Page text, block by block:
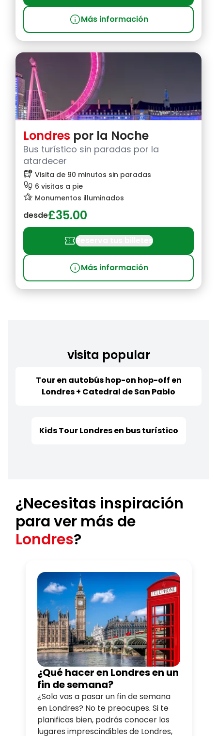
infoMás información
Londres por la Noche
Bus turístico sin paradas por la
atardecer
bus_alert Visita de 90 minutos sin paradas
footprint 6 visitas a pie
hotel_class Monumentos illuminados
desde£35.00
confirmation_numberReserva tus billetes
infoMás información
visita popular
Tour en autobús hop-on hop-off en
Londres + Catedral de San Pablo
Kids Tour Londres en bus turístico
¿Necesitas inspiración
para ver más de
Londres?
¿Qué hacer en Londres en un
fin de semana?
¿Solo vas a pasar un fin de semana
en Londres? No te preocupes. Si te
planificas bien, podrás conocer los
lugares imprescindibles de Londres,